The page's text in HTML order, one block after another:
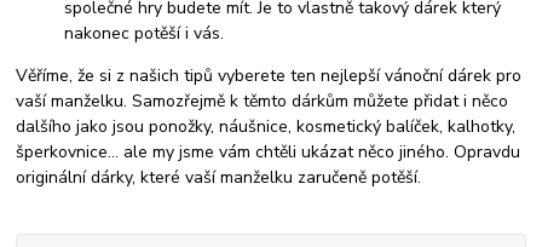
společné hry budete mít. Je to vlastně takový dárek který
nakonec potěší i vás.
Věříme, že si z našich tipů vyberete ten nejlepší vánoční dárek pro
vaší manželku. Samozřejmě k těmto dárkům můžete přidat i něco
dalšího jako jsou ponožky, náušnice, kosmetický balíček, kalhotky,
šperkovnice... ale my jsme vám chtěli ukázat něco jiného. Opravdu
originální dárky, které vaší manželku zaručeně potěší.